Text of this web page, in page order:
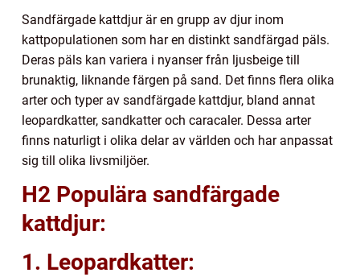
Sandfärgade kattdjur är en grupp av djur inom
kattpopulationen som har en distinkt sandfärgad päls.
Deras päls kan variera i nyanser från ljusbeige till
brunaktig, liknande färgen på sand. Det finns flera olika
arter och typer av sandfärgade kattdjur, bland annat
leopardkatter, sandkatter och caracaler. Dessa arter
finns naturligt i olika delar av världen och har anpassat
sig till olika livsmiljöer.
H2 Populära sandfärgade
kattdjur:
1. Leopardkatter: